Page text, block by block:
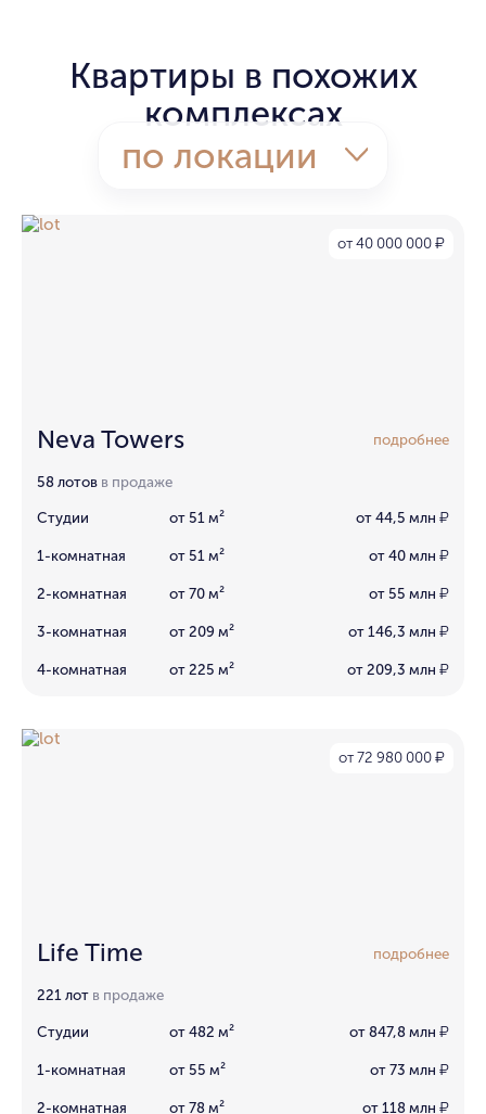
Квартиры в похожих
комплексах
по локации
от 40 000 000 ₽
Neva Towers подробнее
58 лотов в продаже
Студии от 51 м² от 44,5 млн ₽
1-комнатная от 51 м² от 40 млн ₽
2-комнатная от 70 м² от 55 млн ₽
3-комнатная от 209 м² от 146,3 млн ₽
4-комнатная от 225 м² от 209,3 млн ₽
от 72 980 000 ₽
Life Time подробнее
221 лот в продаже
Студии от 482 м² от 847,8 млн ₽
1-комнатная от 55 м² от 73 млн ₽
2-комнатная от 78 м² от 118 млн ₽